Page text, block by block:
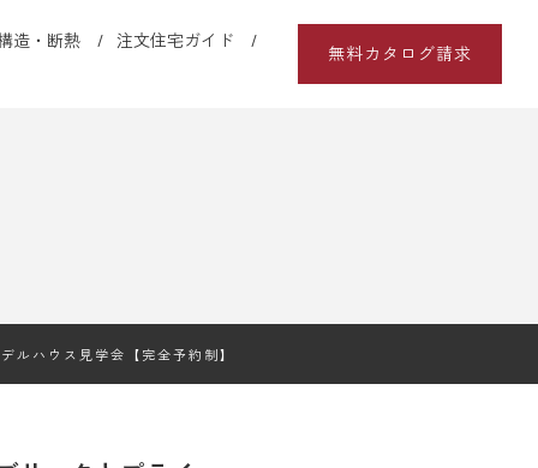
造・断熱 注文住宅ガイド
無料カタログ請求
ルハウス見学会【完全予約制】